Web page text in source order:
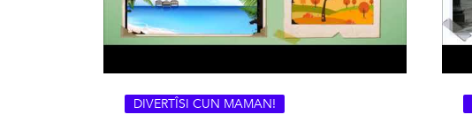
DIVERTÎSI CUN MAMAN!